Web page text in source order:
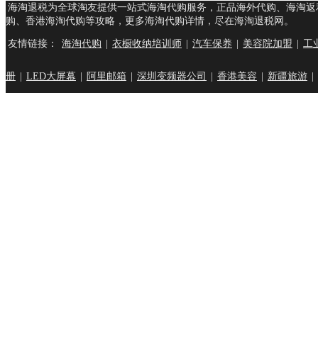
海淘退税为全球淘友提供一站式海淘代购服务，正品海外代购、海淘
购、香港海淘代购等攻略，更多海淘代购详情，尽在海淘退税网。
友情链接： 海淘代购 衣橱收纳培训师 汽车保养 美容院加盟 工
册 LED大屏幕 阿里邮箱 深圳变频器公司 香港美容 新疆旅游